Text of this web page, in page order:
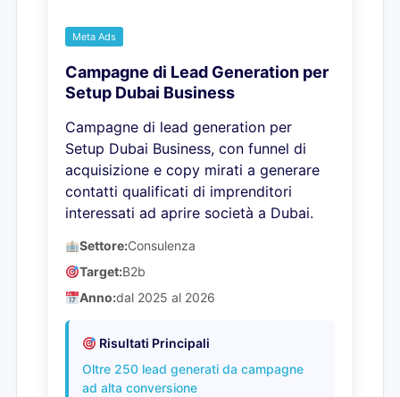
Meta Ads
Campagne di Lead Generation per
Setup Dubai Business
Campagne di lead generation per
Setup Dubai Business, con funnel di
acquisizione e copy mirati a generare
contatti qualificati di imprenditori
interessati ad aprire società a Dubai.
Settore:Consulenza
Target:B2b
Anno:dal 2025 al 2026
Risultati Principali
Oltre 250 lead generati da campagne
ad alta conversione